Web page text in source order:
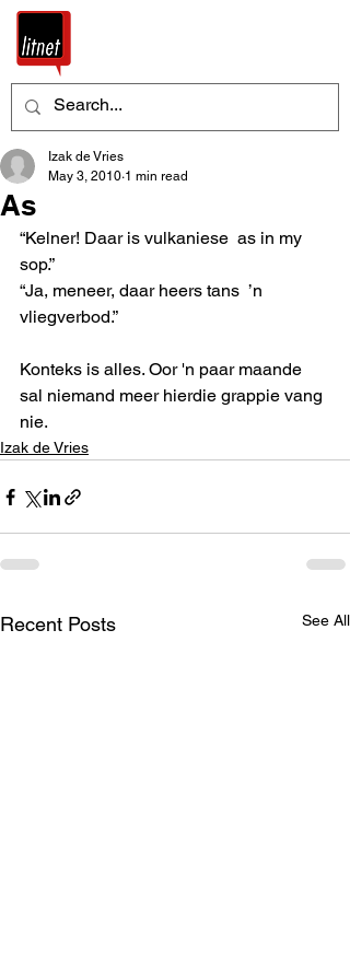
As
Izak de Vries
May 3, 2010 1 min read
“Kelner! Daar is vulkaniese  as in my
sop.”
“Ja, meneer, daar heers tans  ’n
vliegverbod.”
Konteks is alles. Oor 'n paar maande
sal niemand meer hierdie grappie vang
nie.
Izak de Vries
Recent Posts See All